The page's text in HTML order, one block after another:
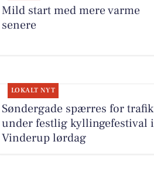
Mild start med mere varme
senere
LOKALT NYT
Søndergade spærres for trafik
under festlig kyllingefestival i
Vinderup lørdag